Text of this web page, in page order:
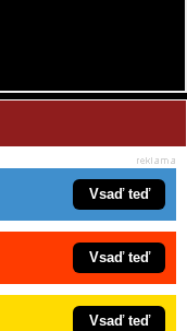
Vsaď teď
Vsaď teď
Vsaď teď